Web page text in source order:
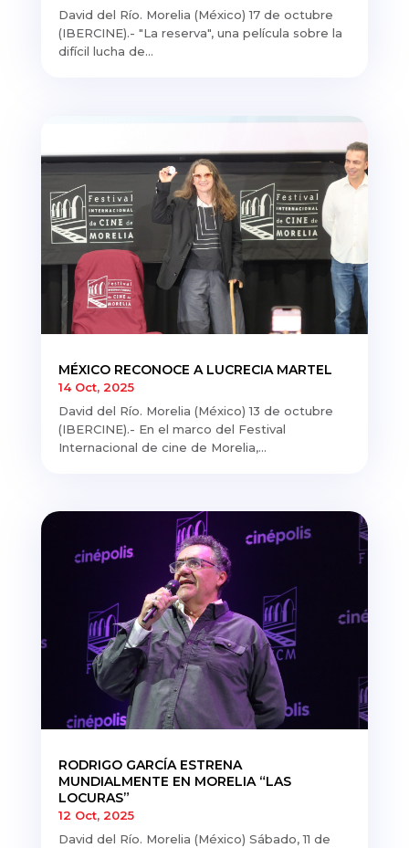
David del Río. Morelia (México) 17 de octubre
(IBERCINE).- "La reserva", una película sobre la
difícil lucha de...
MÉXICO RECONOCE A LUCRECIA MARTEL
14 Oct, 2025
David del Río. Morelia (México) 13 de octubre
(IBERCINE).- En el marco del Festival
Internacional de cine de Morelia,...
RODRIGO GARCÍA ESTRENA
MUNDIALMENTE EN MORELIA “LAS
LOCURAS”
12 Oct, 2025
David del Río. Morelia (México) Sábado, 11 de